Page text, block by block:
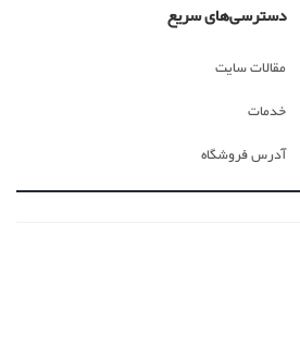
دسترسی‌های سریع
مقالات سایت
خدمات
آدرس فروشگاه